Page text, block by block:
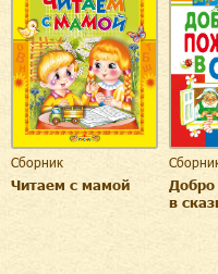
Сборник
Читаем с мамой
Добро
в